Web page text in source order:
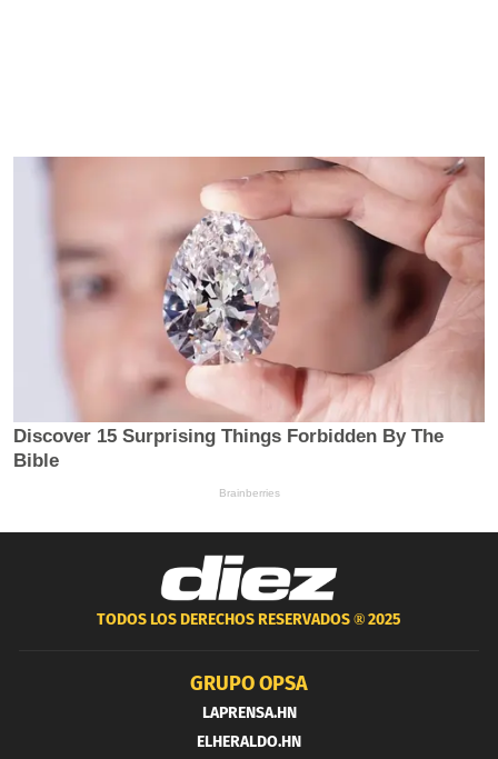
TODOS LOS DERECHOS RESERVADOS ®2025
GRUPO OPSA
LAPRENSA.HN
ELHERALDO.HN